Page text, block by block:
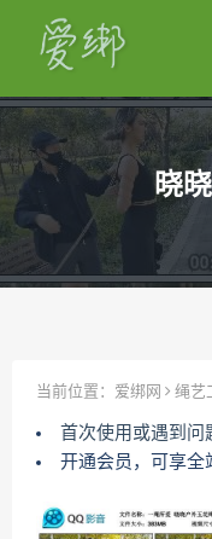
晓
当前位置： 爱绑网 绳艺
首次使用或遇到问
开通会员，可享全